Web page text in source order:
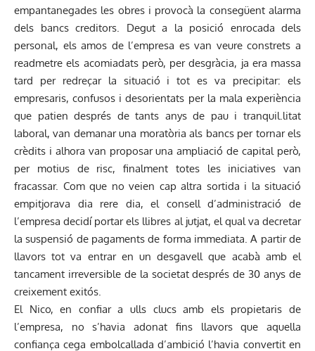
empantanegades les obres i provocà la consegüent alarma
dels bancs creditors. Degut a la posició enrocada dels
personal, els amos de l’empresa es van veure constrets a
readmetre els acomiadats però, per desgràcia, ja era massa
tard per redreçar la situació i tot es va precipitar: els
empresaris, confusos i desorientats per la mala experiència
que patien després de tants anys de pau i tranquil.litat
laboral, van demanar una moratòria als bancs per tornar els
crèdits i alhora van proposar una ampliació de capital però,
per motius de risc, finalment totes les iniciatives van
fracassar. Com que no veien cap altra sortida i la situació
empitjorava dia rere dia, el consell d’administració de
l’empresa decidí portar els llibres al jutjat, el qual va decretar
la suspensió de pagaments de forma immediata. A partir de
llavors tot va entrar en un desgavell que acabà amb el
tancament irreversible de la societat després de 30 anys de
creixement exitós.
El Nico, en confiar a ulls clucs amb els propietaris de
l’empresa, no s’havia adonat fins llavors que aquella
confiança cega embolcallada d’ambició l’havia convertit en